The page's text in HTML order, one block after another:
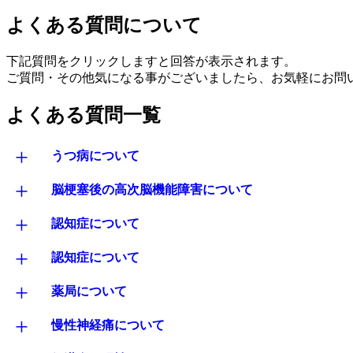
よくある質問について
下記質問をクリックしますと回答が表示されます。
ご質問・その他気になる事がございましたら、お気軽にお問
よくある質問一覧
+ うつ病について
+ 脳梗塞後の高次脳機能障害について
+ 認知症について
+ 認知症について
+ 薬局について
+ 慢性神経痛について